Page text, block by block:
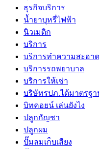
ธุรกิจบริการ
น้ำยาบุหรี่ไฟฟ้า
นิวเมติก
บริการ
บริการทำความสะอาด
บริการรถพยาบาล
บริการให้เช่า
บริษัทรปภ.ได้มาตรฐา
บิทคอยน์ เล่นยังไง
ปลูกกัญชา
ปลูกผม
ปั๊มลมเก็บเสียง